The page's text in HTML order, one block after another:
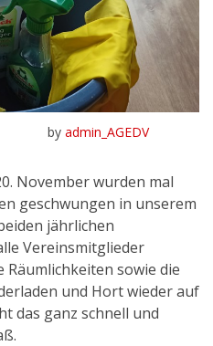
by admin_AGEDV
November wurden mal
geschwungen in unserem
jährlichen
Vereinsmitglieder
sowie die
und Hort wieder auf
das ganz schnell und